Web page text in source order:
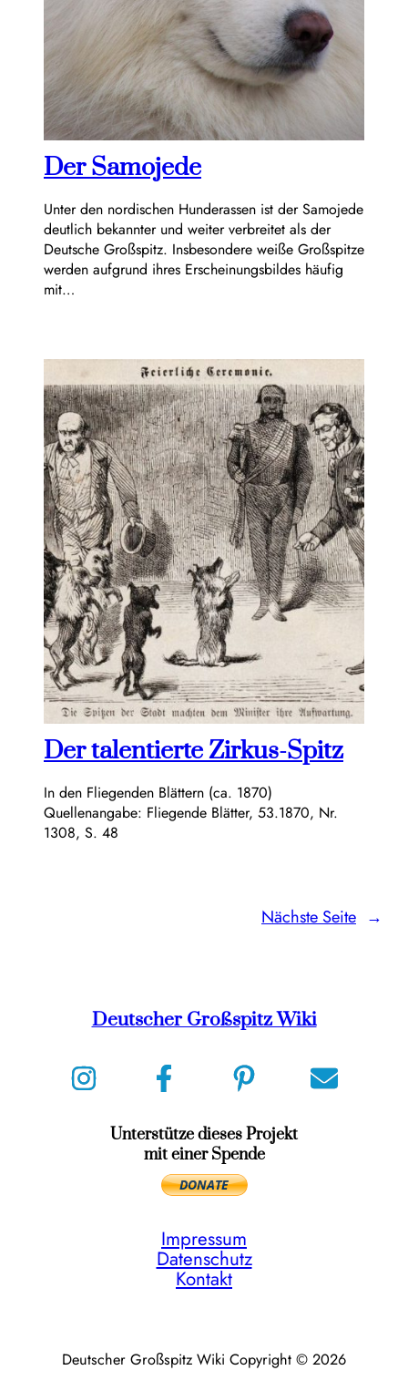
Der Samojede
Unter den nordischen Hunderassen ist der Samojede
deutlich bekannter und weiter verbreitet als der
Deutsche Großspitz. Insbesondere weiße Großspitze
werden aufgrund ihres Erscheinungsbildes häufig
mit…
Der talentierte Zirkus-Spitz
In den Fliegenden Blättern (ca. 1870)
Quellenangabe: Fliegende Blätter, 53.1870, Nr.
1308, S. 48
Nächste Seite →
Deutscher Großspitz Wiki
Unterstütze dieses Projekt
mit einer Spende
Impressum
Datenschutz
Kontakt
Deutscher Großspitz Wiki Copyright © 2026